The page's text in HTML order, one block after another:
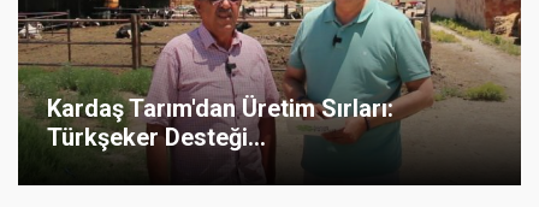
Kardaş Tarım'dan Üretim Sırları:
Türkşeker Desteği...